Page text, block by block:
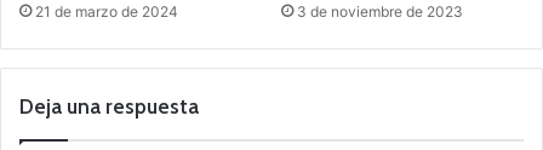
21 de marzo de 2024 3 de noviembre de 2023
Deja una respuesta